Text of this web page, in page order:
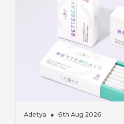
Adetya ● 6th Aug 2026